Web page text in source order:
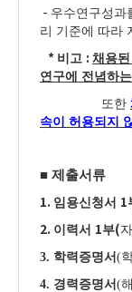
- 우수연구성과
리 기준에 따라
* 비고 : 채용
연구에 전념하
또한
속이 허용되지
■ 제출서류
1. 임용신청서 1
2. 이력서 1부(
3. 학력증명서 (
4. 경력증명서 (